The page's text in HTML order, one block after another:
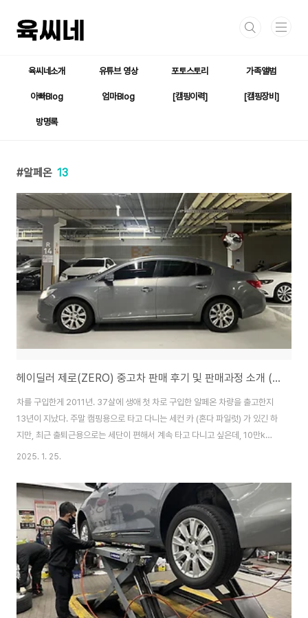
육씨네소개 유튜브 영상 포토스토리 가족앨범
아빠Blog 엄마Blog [캠핑이력] [캠핑장비]
방명록
알페온 13
헤이딜러 제로(ZERO) 중고차 판매 후기 및 판매과정 소개 (제로와 셀프 차이, SK엔카 견적과 비교)
차를 구입한게 2011년. 37살에 생애 첫 차로 구입한 알페온 차량을 출고한지
13년이 지났다. 주말 캠핑용으로 타고 다니는 세컨 카 (혼다 파일럿) 가 있긴 하
지만, 최근 출퇴근용으로는 세단이 편해서 계속 타고 다니고 싶은데, 10만km
를 넘어가면서 부터는 소소하게 돈이 계속 들어가고 있는 상황차를 주행하지
거기에 오래된 차라 5천마다 엔진오일 갈다 보니 1년에 대략 엔진 오일 교체비
용 2-30만원. 등등 매년 100만원씩은 그냥 깔고 가야 하는데, 현재 중고차 시
세가 몇 백 되지 않는 상태이다. 자동차 검사시기가 다가오면서 엔진오일을 갈
기 위해 정비소에 들렀더니 손 볼게 이것 저것 나왔고 수리하고 타려고 생각..
2025. 1. 25.